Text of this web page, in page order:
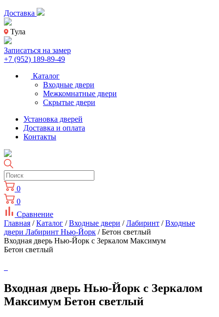
Доставка
Тула
Записаться на замер
+7 (952) 189-89-49
Каталог
Входные двери
Межкомнатные двери
Скрытые двери
Установка дверей
Доставка и оплата
Контакты
0
0
Сравнение
Главная /Каталог /Входные двери /Лабиринт /Входные
двери Лабиринт Нью-Йорк / Бетон светлый
Входная дверь Нью-Йорк с Зеркалом Максимум
Бетон светлый
Входная дверь Нью-Йорк с Зеркалом
Максимум Бетон светлый